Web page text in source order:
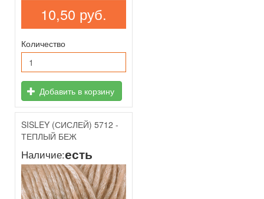
10,50 руб.
Количество
Добавить в корзину
SISLEY (СИСЛЕЙ) 5712 -
ТЕПЛЫЙ БЕЖ
Наличие:есть